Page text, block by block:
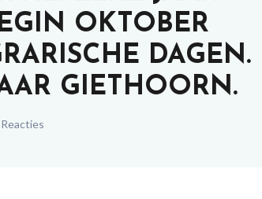
OKTOBER
DAGEN.
GIETHOORN.